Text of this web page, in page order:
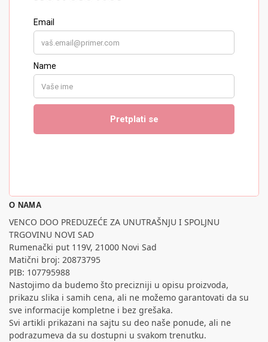
O NAMA
VENCO DOO PREDUZEĆE ZA UNUTRAŠNJU I SPOLJNU
TRGOVINU NOVI SAD
Rumenački put 119V, 21000 Novi Sad
Matični broj: 20873795
PIB: 107795988
Nastojimo da budemo što precizniji u opisu proizvoda,
prikazu slika i samih cena, ali ne možemo garantovati da su
sve informacije kompletne i bez grešaka.
Svi artikli prikazani na sajtu su deo naše ponude, ali ne
podrazumeva da su dostupni u svakom trenutku.